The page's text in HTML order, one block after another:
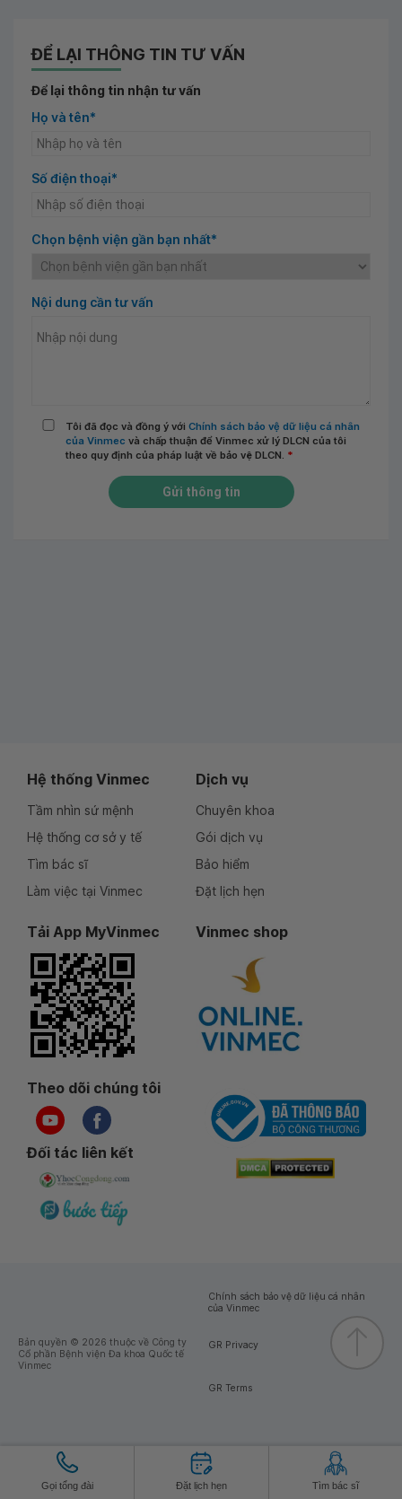
ĐỂ LẠI THÔNG TIN TƯ VẤN
Để lại thông tin nhận tư vấn
Họ và tên*
Số điện thoại*
Chọn bệnh viện gần bạn nhất*
Nội dung cần tư vấn
Tôi đã đọc và đồng ý với Chính sách bảo vệ dữ liệu cá nhân
của Vinmec và chấp thuận để Vinmec xử lý DLCN của tôi
theo quy định của pháp luật về bảo vệ DLCN. *
Gửi thông tin
Gọi tổng đài Đặt lịch hẹn Tìm bác sĩ
Hệ thống Vinmec
Tầm nhìn sứ mệnh
Hệ thống cơ sở y tế
Tìm bác sĩ
Làm việc tại Vinmec
Dịch vụ
Chuyên khoa
Gói dịch vụ
Bảo hiểm
Đặt lịch hẹn
Tải App MyVinmec Vinmec shop
Theo dõi chúng tôi
Đối tác liên kết
Bản quyền © 2026 thuộc về Công ty
Cổ phần Bệnh viện Đa khoa Quốc tế
Vinmec
Chính sách bảo vệ dữ liệu cá nhân
của Vinmec
GR Privacy
GR Terms